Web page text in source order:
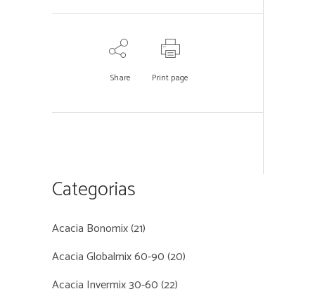
Share Print page
Categorias
Acacia Bonomix(21)
Acacia Globalmix 60-90(20)
Acacia Invermix 30-60(22)